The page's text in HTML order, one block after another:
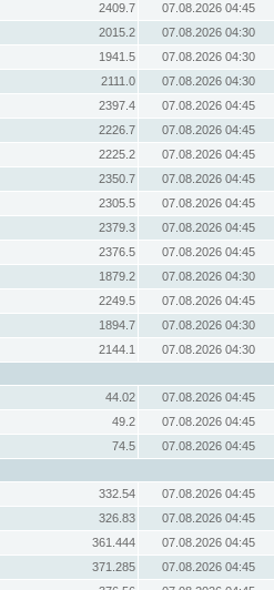
2409.7
07.08.2026 04:45
2015.2
07.08.2026 04:30
1941.5
07.08.2026 04:30
2111.0
07.08.2026 04:30
2397.4
07.08.2026 04:45
2226.7
07.08.2026 04:45
2225.2
07.08.2026 04:45
2350.7
07.08.2026 04:45
2305.5
07.08.2026 04:45
2379.3
07.08.2026 04:45
2376.5
07.08.2026 04:45
1879.2
07.08.2026 04:30
2249.5
07.08.2026 04:45
1894.7
07.08.2026 04:30
2144.1
07.08.2026 04:30
44.02
07.08.2026 04:45
49.2
07.08.2026 04:45
74.5
07.08.2026 04:45
332.54
07.08.2026 04:45
326.83
07.08.2026 04:45
361.444
07.08.2026 04:45
371.285
07.08.2026 04:45